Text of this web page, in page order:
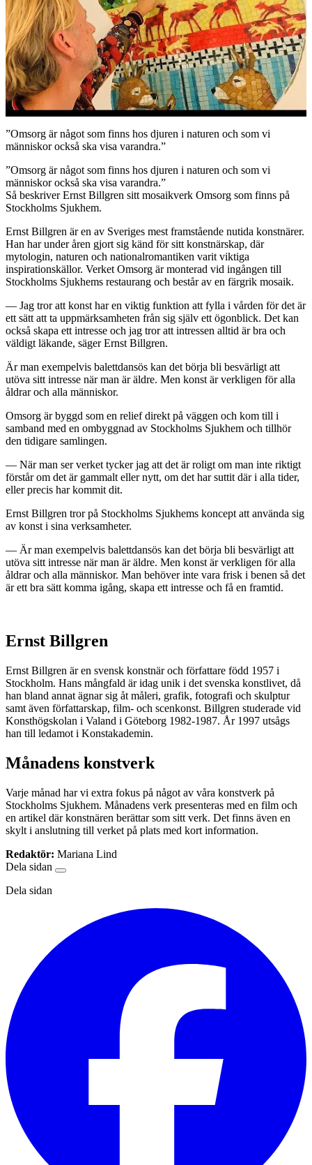
”Omsorg är något som finns hos djuren i naturen och som vi
människor också ska visa varandra.”
”Omsorg är något som finns hos djuren i naturen och som vi
människor också ska visa varandra.”
Så beskriver Ernst Billgren sitt mosaikverk Omsorg som finns på
Stockholms Sjukhem.
Ernst Billgren är en av Sveriges mest framstående nutida konstnärer.
Han har under åren gjort sig känd för sitt konstnärskap, där
mytologin, naturen och nationalromantiken varit viktiga
inspirationskällor. Verket Omsorg är monterad vid ingången till
Stockholms Sjukhems restaurang och består av en färgrik mosaik.
— Jag tror att konst har en viktig funktion att fylla i vården för det är
ett sätt att ta uppmärksamheten från sig själv ett ögonblick. Det kan
också skapa ett intresse och jag tror att intressen alltid är bra och
väldigt läkande, säger Ernst Billgren.
Är man exempelvis balettdansös kan det börja bli besvärligt att
utöva sitt intresse när man är äldre. Men konst är verkligen för alla
åldrar och alla människor.
Omsorg är byggd som en relief direkt på väggen och kom till i
samband med en ombyggnad av Stockholms Sjukhem och tillhör
den tidigare samlingen.
— När man ser verket tycker jag att det är roligt om man inte riktigt
förstår om det är gammalt eller nytt, om det har suttit där i alla tider,
eller precis har kommit dit.
Ernst Billgren tror på Stockholms Sjukhems koncept att använda sig
av konst i sina verksamheter.
— Är man exempelvis balettdansös kan det börja bli besvärligt att
utöva sitt intresse när man är äldre. Men konst är verkligen för alla
åldrar och alla människor. Man behöver inte vara frisk i benen så det
är ett bra sätt komma igång, skapa ett intresse och få en framtid.
Ernst Billgren
Ernst Billgren är en svensk konstnär och författare född 1957 i
Stockholm. Hans mångfald är idag unik i det svenska konstlivet, då
han bland annat ägnar sig åt måleri, grafik, fotografi och skulptur
samt även författarskap, film- och scenkonst. Billgren studerade vid
Konsthögskolan i Valand i Göteborg 1982-1987. År 1997 utsågs
han till ledamot i Konstakademin.
Månadens konstverk
Varje månad har vi extra fokus på något av våra konstverk på
Stockholms Sjukhem. Månadens verk presenteras med en film och
en artikel där konstnären berättar som sitt verk. Det finns även en
skylt i anslutning till verket på plats med kort information.
Redaktör: Mariana Lind
Dela sidan
Dela sidan